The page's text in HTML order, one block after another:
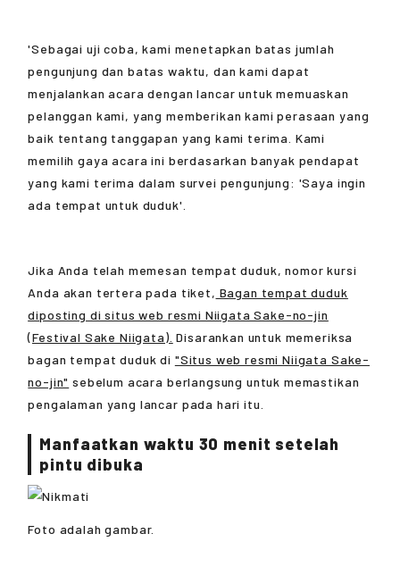
'Sebagai uji coba, kami menetapkan batas jumlah
pengunjung dan batas waktu, dan kami dapat
menjalankan acara dengan lancar untuk memuaskan
pelanggan kami, yang memberikan kami perasaan yang
baik tentang tanggapan yang kami terima. Kami
memilih gaya acara ini berdasarkan banyak pendapat
yang kami terima dalam survei pengunjung: 'Saya ingin
ada tempat untuk duduk'.
Jika Anda telah memesan tempat duduk, nomor kursi
Anda akan tertera pada tiket, Bagan tempat duduk
diposting di situs web resmi Niigata Sake-no-jin
(Festival Sake Niigata). Disarankan untuk memeriksa
bagan tempat duduk di "Situs web resmi Niigata Sake-
no-jin" sebelum acara berlangsung untuk memastikan
pengalaman yang lancar pada hari itu.
Manfaatkan waktu 30 menit setelah
pintu dibuka
Foto adalah gambar.